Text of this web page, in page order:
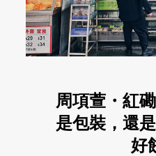
周項萱・紅
是包裝，還
好